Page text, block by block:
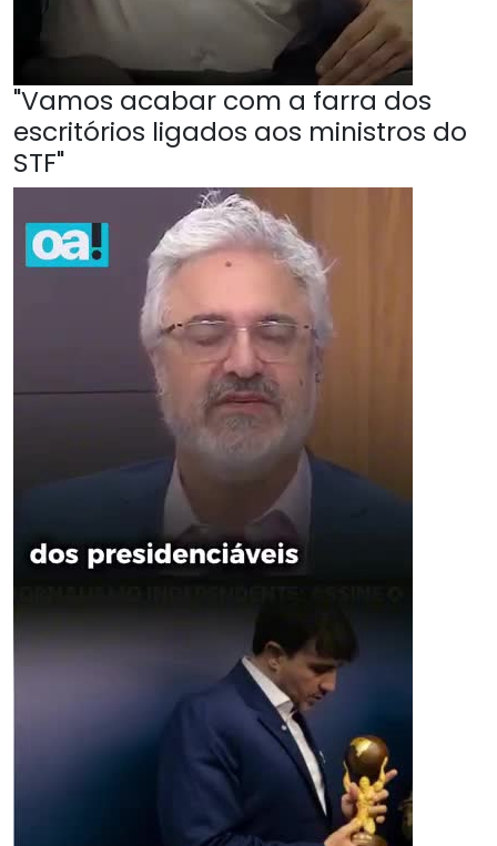
"Vamos acabar com a farra dos
escritórios ligados aos ministros do
STF"